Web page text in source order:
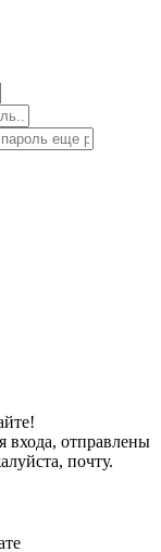
входа, отправлены
почту.